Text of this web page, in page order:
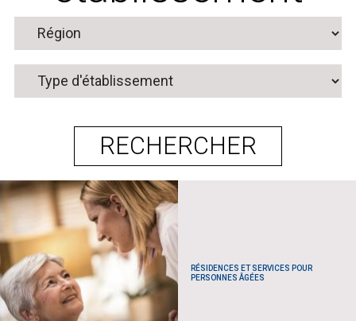
RÉSIDENCES ET SERVICES POUR
PERSONNES ÂGÉES